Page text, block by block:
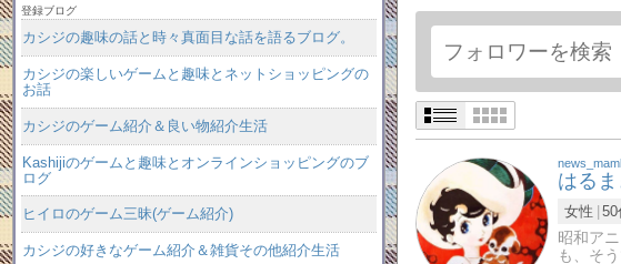
はるま
女性 50
昭和ア
も、そ
登録ブログ
カシジの趣味の話と時々真面目な話を語るブログ。
カシジの楽しいゲームと趣味とネットショッピングの
お話
カシジのゲーム紹介＆良い物紹介生活
Kashijiのゲームと趣味とオンラインショッピングのブ
ログ
ヒイロのゲーム三昧(ゲーム紹介)
カシジの好きなゲーム紹介＆雑貨その他紹介生活